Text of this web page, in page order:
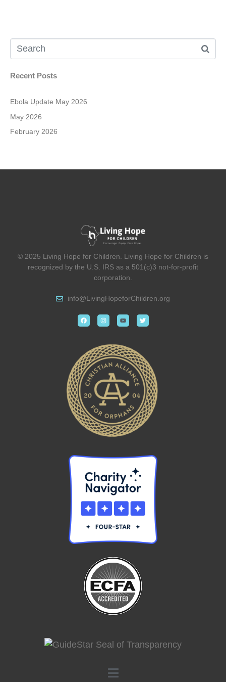
Recent Posts
Ebola Update May 2026
May 2026
February 2026
© 2025 Living Hope for Children. Living Hope for Children is
recognized by the U.S. IRS as a 501(c)3 not-for-profit
corporation.
info@LivingHopeforChildren.org